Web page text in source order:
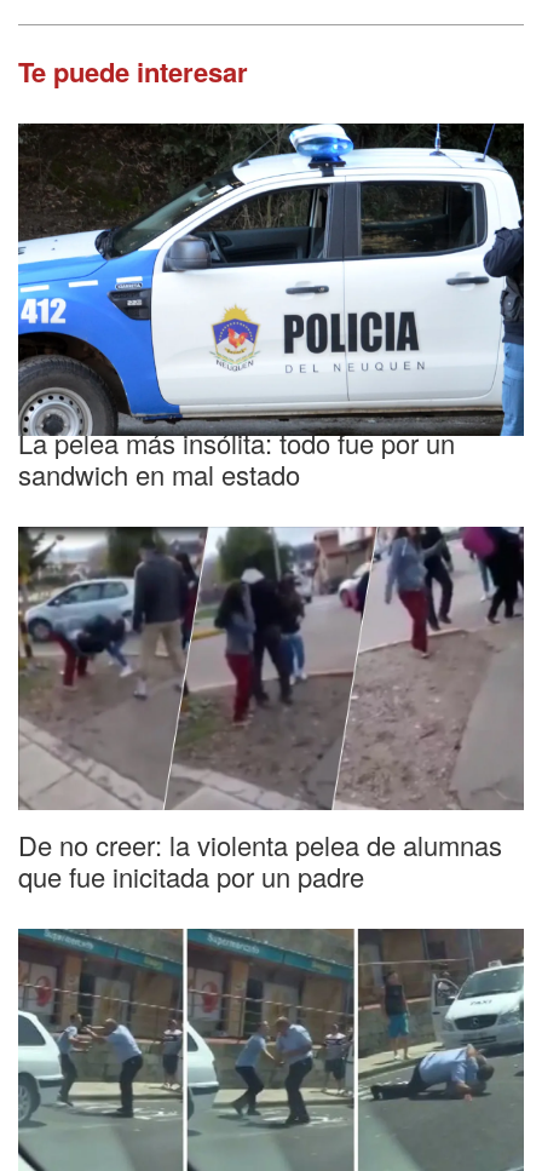
Te puede interesar
La pelea más insólita: todo fue por un
sandwich en mal estado
De no creer: la violenta pelea de alumnas
que fue inicitada por un padre